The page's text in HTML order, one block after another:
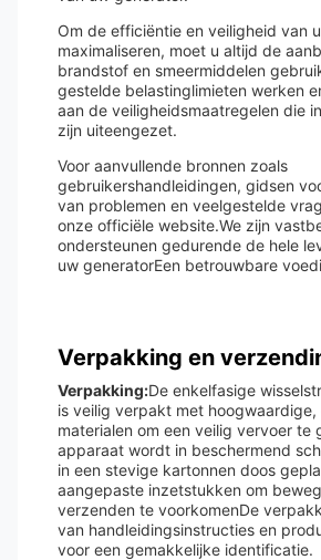
Om de efficiëntie en veiligheid van
maximaliseren, moet u altijd de
brandstof en smeermiddelen
gestelde belastinglimieten werken
aan de veiligheidsmaatregelen die
zijn uiteengezet.
Voor aanvullende bronnen zoals
gebruikershandleidingen, gidsen
van problemen en veelgestelde
onze officiële website.We zijn
ondersteunen gedurende de hele
uw generatorEen betrouwbare
Verpakking en
Verpakking:De enkelfasige
is veilig verpakt met hoogwaardige,
materialen om een veilig vervoer te
apparaat wordt in beschermend
in een stevige kartonnen doos
aangepaste inzetstukken om
verzenden te voorkomenDe
van handleidingsinstructies en
voor een gemakkelijke identificatie.